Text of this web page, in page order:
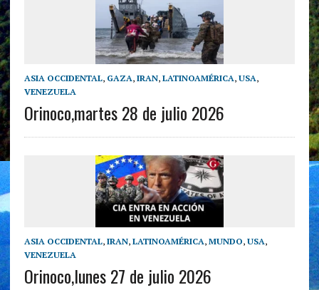
ASIA OCCIDENTAL, GAZA, IRAN, LATINOAMÉRICA, USA,
VENEZUELA
Orinoco,martes 28 de julio 2026
ASIA OCCIDENTAL, IRAN, LATINOAMÉRICA, MUNDO, USA,
VENEZUELA
Orinoco,lunes 27 de julio 2026